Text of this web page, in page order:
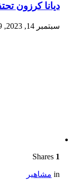
ديانا كرزون
سبتمبر 14, 2023, 2:39 م
1
in مشاهير